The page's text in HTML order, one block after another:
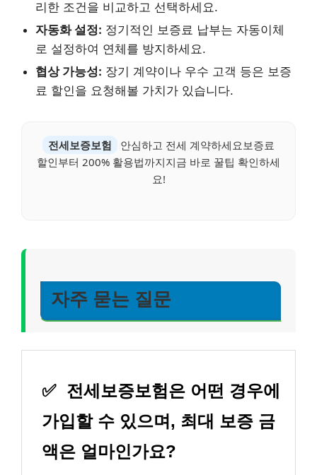
리한 조건을 비교하고 선택하세요.
자동화 설정: 정기적인 보증료 납부는 자동이체
로 설정하여 연체를 방지하세요.
협상 가능성: 장기 계약이나 우수 고객 등은 보증
료 할인을 요청해볼 가치가 있습니다.
전세보증보험
안심하고 전세 계약하세요보증료
할인부터 200% 활용법까지지금 바로 꿀팁 확인하세
요!
자주 묻는 질문
✅ 전세보증보험은 어떤 경우에
가입할 수 있으며, 최대 보증 금
액은 얼마인가요?